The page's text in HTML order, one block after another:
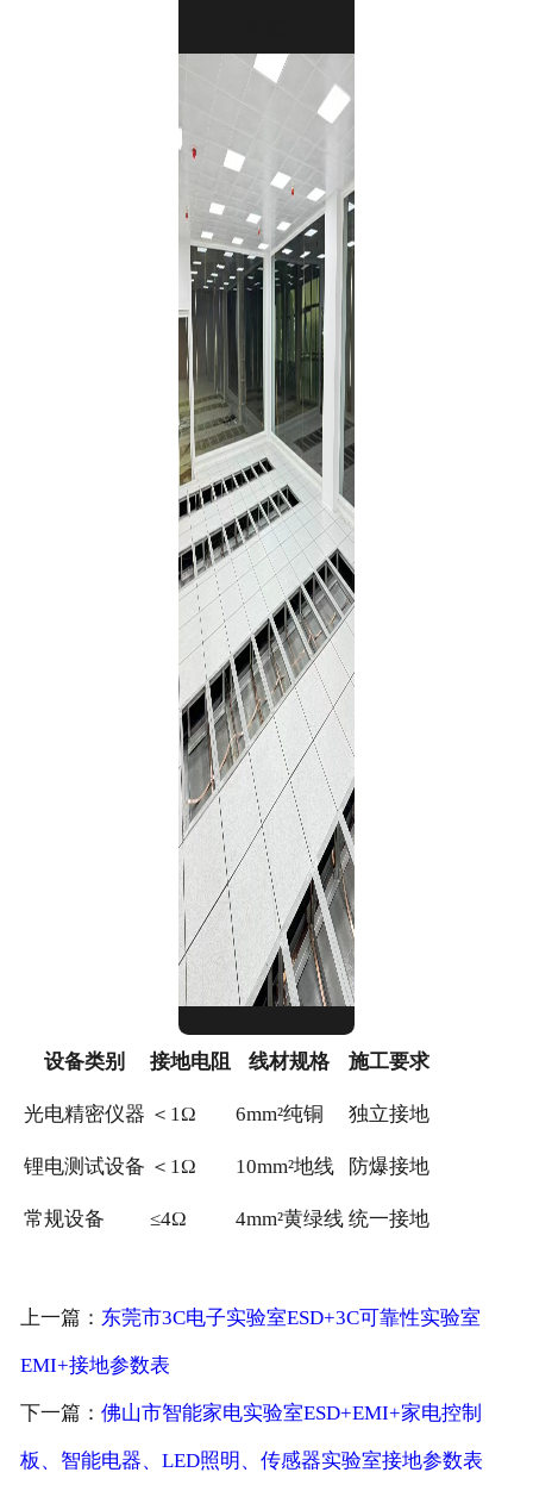
设备类别 接地电阻 线材规格 施工要求
光电精密仪器 ＜1Ω 6mm²纯铜 独立接地
锂电测试设备 ＜1Ω 10mm²地线 防爆接地
常规设备 ≤4Ω 4mm²黄绿线 统一接地
上一篇： 东莞市3C电子实验室ESD+3C可靠性实验室
EMI+接地参数表
下一篇： 佛山市智能家电实验室ESD+EMI+家电控制
板、智能电器、LED照明、传感器实验室接地参数表